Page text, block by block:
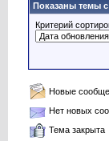
Показаны темы с
Критерий
Новые
Нет новых
Тема закрыта